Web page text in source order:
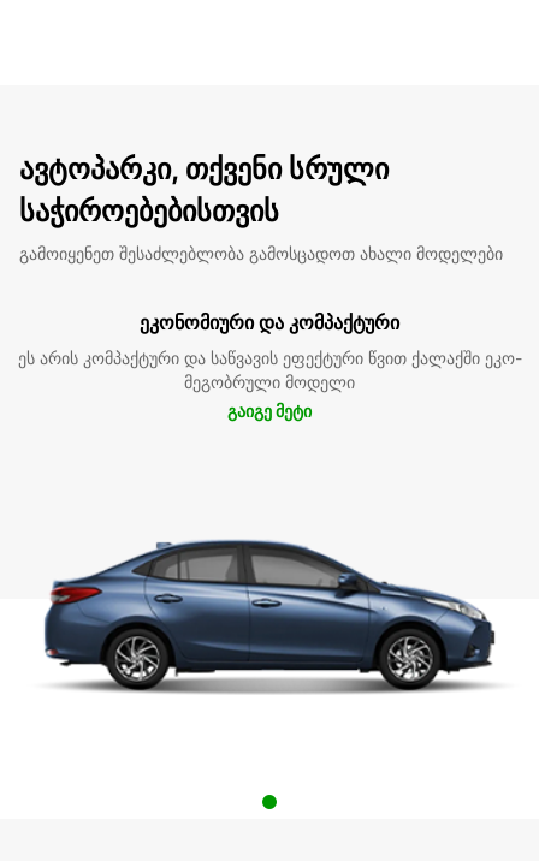
ავტოპარკი, თქვენი სრული
საჭიროებებისთვის
გამოიყენეთ შესაძლებლობა გამოსცადოთ ახალი მოდელები
ეკონომიური და კომპაქტური
ეს არის კომპაქტური და საწვავის ეფექტური წვით ქალაქში ეკო-
მეგობრული მოდელი
გაიგე მეტი